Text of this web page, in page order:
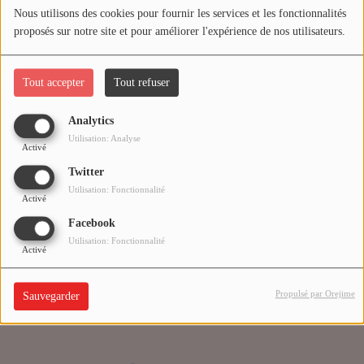
Nous utilisons des cookies pour fournir les services et les fonctionnalités
proposés sur notre site et pour améliorer l'expérience de nos utilisateurs.
Tout accepter Tout refuser
Analytics
Activé
Utilisation: Analyse
Twitter
Activé
Utilisation: Fonctionnalité
Facebook
Activé
Utilisation: Fonctionnalité
Sauvegarder Propulsé par Orejime
Médias
PODCASTS
Agenda
Titres diffusés
Se connecter
Oups, vous avez
rencontré une erreur.
Il semble que la page que vous recherchez n’existe plus.